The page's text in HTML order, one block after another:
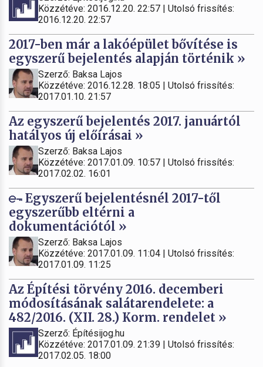
Közzétéve: 2016.12.20. 22:57 | Utolsó frissítés:
2016.12.20. 22:57
2017-ben már a lakóépület bővítése is
egyszerű bejelentés alapján történik »
Szerző: Baksa Lajos
Közzétéve: 2016.12.28. 18:05 | Utolsó frissítés:
2017.01.10. 21:57
Az egyszerű bejelentés 2017. januártól
hatályos új előírásai »
Szerző: Baksa Lajos
Közzétéve: 2017.01.09. 10:57 | Utolsó frissítés:
2017.02.02. 16:01
Egyszerű bejelentésnél 2017-től
egyszerűbb eltérni a
dokumentációtól »
Szerző: Baksa Lajos
Közzétéve: 2017.01.09. 11:04 | Utolsó frissítés:
2017.01.09. 11:25
Az Építési törvény 2016. decemberi
módosításának salátarendelete: a
482/2016. (XII. 28.) Korm. rendelet »
Szerző: Építésijog.hu
Közzétéve: 2017.01.09. 21:39 | Utolsó frissítés:
2017.02.05. 18:00